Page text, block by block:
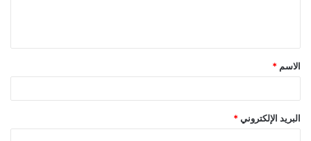
ق
*
الاسم *
البريد الإلكتروني *